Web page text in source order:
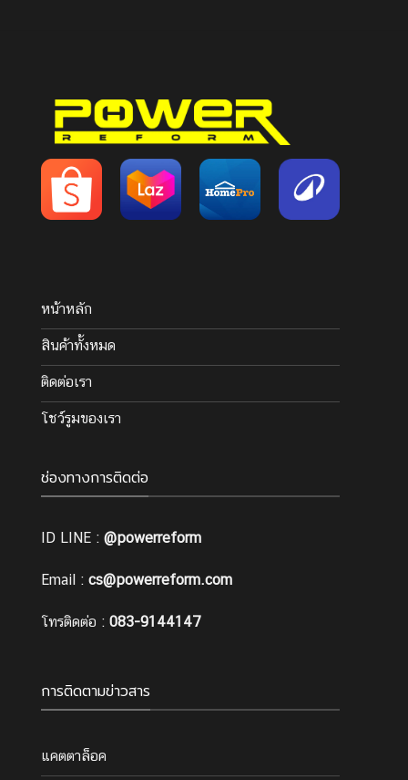
หน้าหลัก
สินค้าทั้งหมด
ติดต่อเรา
โชว์รูมของเรา
ช่องทางการติดต่อ
ID LINE : @powerreform
Email : cs@powerreform.com
โทรติดต่อ : 083-9144147
การติดตามข่าวสาร
แคตตาล็อค